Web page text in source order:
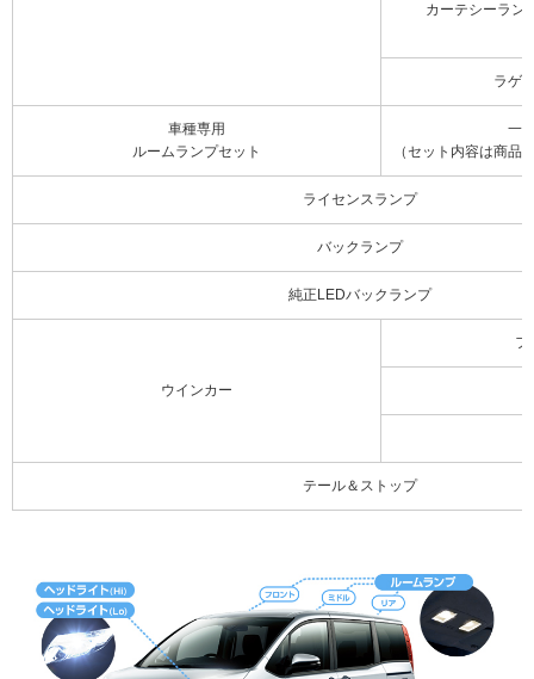
カーテシーラン
ラゲ
車種専用
ルームランプセット
一
（セット内容は商品
ライセンスランプ
バックランプ
純正LEDバックランプ
ウインカー
フ
テール＆ストップ